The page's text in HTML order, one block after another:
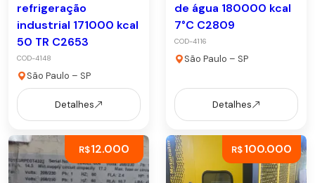
refrigeração
industrial 171000 kcal
50 TR C2653
COD-4148
São Paulo – SP
Detalhes
de água 180000 kcal
7°C C2809
COD-4116
São Paulo – SP
Detalhes
R$12.000 R$100.000